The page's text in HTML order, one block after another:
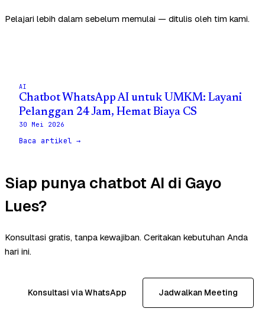
Pelajari lebih dalam sebelum memulai — ditulis oleh tim kami.
AI
Chatbot WhatsApp AI untuk UMKM: Layani
Pelanggan 24 Jam, Hemat Biaya CS
30 Mei 2026
Baca artikel →
Siap punya chatbot AI di Gayo
Lues?
Konsultasi gratis, tanpa kewajiban. Ceritakan kebutuhan Anda
hari ini.
Konsultasi via WhatsApp Jadwalkan Meeting